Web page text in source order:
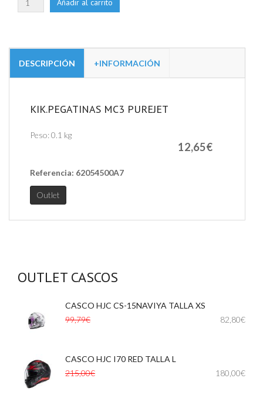
DESCRIPCIÓN +INFORMACIÓN
KIK.PEGATINAS MC3 PUREJET
12,65€
Referencia: 62054500A7
Peso:0.1 kg
Outlet
OUTLET CASCOS
CASCO HJC CS-15NAVIYA TALLA XS
99,79€
82,80€
CASCO HJC I70 RED TALLA L
215,00€
180,00€